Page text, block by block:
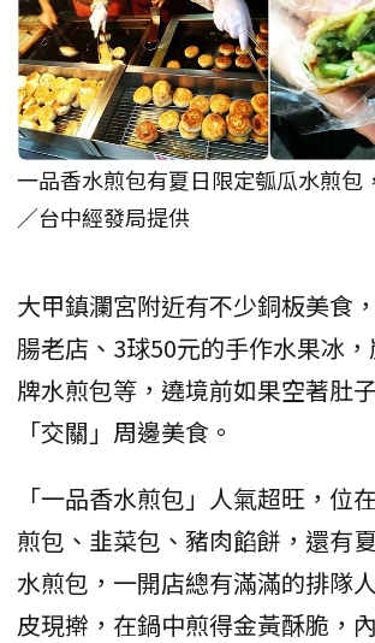
一品香水煎包有夏日限定瓠瓜水煎包
／台中經發局提供
大甲鎮瀾宮附近有不少銅板美食
腸老店、3球50元的手作水果冰
牌水煎包等，遶境前如果空著肚
「交關」周邊美食。
「一品香水煎包」人氣超旺，位
煎包、韭菜包、豬肉餡餅，還有
水煎包，一開店總有滿滿的排隊
皮現擀，在鍋中煎得金黃酥脆，